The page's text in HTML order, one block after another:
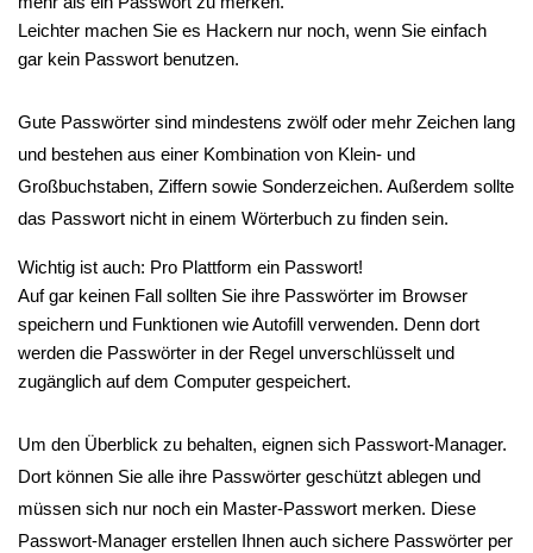
Leichter machen Sie es Hackern nur noch, wenn Sie einfach
gar kein Passwort benutzen.
Gute Passwörter sind mindestens zwölf oder mehr Zeichen lang
und bestehen aus einer Kombination von Klein- und
Großbuchstaben, Ziffern sowie Sonderzeichen. Außerdem sollte
das Passwort nicht in einem Wörterbuch zu finden sein.
Wichtig ist auch: Pro Plattform ein Passwort!
Auf gar keinen Fall sollten Sie ihre Passwörter im Browser
speichern und Funktionen wie Autofill verwenden. Denn dort
werden die Passwörter in der Regel unverschlüsselt und
zugänglich auf dem Computer gespeichert.
Um den Überblick zu behalten, eignen sich Passwort-Manager.
Dort können Sie alle ihre Passwörter geschützt ablegen und
müssen sich nur noch ein Master-Passwort merken. Diese
Passwort-Manager erstellen Ihnen auch sichere Passwörter per